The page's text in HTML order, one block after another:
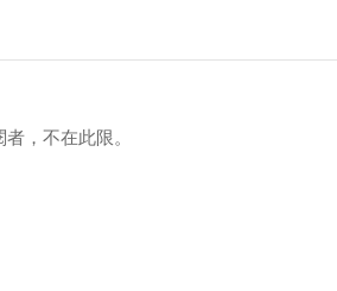
，不在此限。